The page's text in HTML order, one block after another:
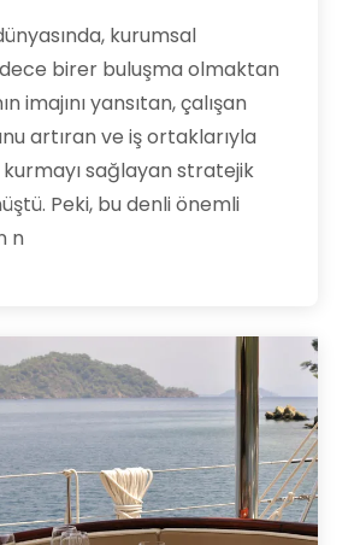
kurumsal
birer buluşma olmaktan
imajını yansıtan, çalışan
artıran ve iş ortaklarıyla
sağlayan stratejik
Peki, bu denli önemli
n